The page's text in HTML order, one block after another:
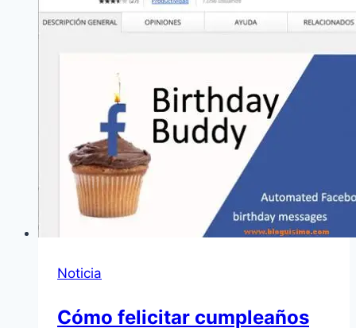
Noticia
Cómo felicitar cumpleaños